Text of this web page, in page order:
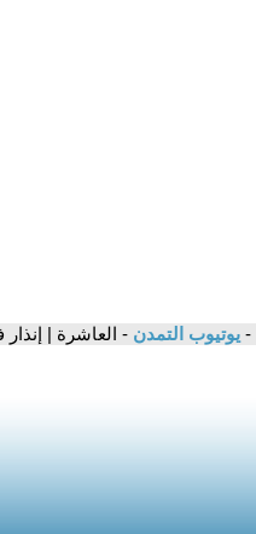
- يوتيوب التمدن - العاشرة |